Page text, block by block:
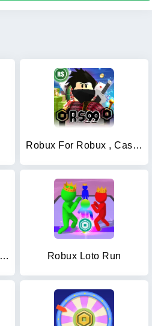
Robux For Robux , Casino Robux
Super Slices Robux Roblominer Robux Loto Run